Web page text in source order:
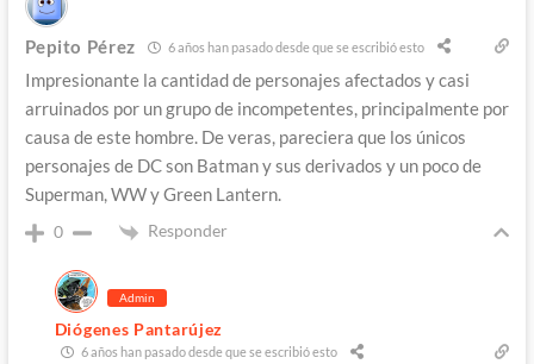
Pepito Pérez 6 años han pasado desde que se escribió esto
Impresionante la cantidad de personajes afectados y casi
arruinados por un grupo de incompetentes, principalmente por
causa de este hombre. De veras, pareciera que los únicos
personajes de DC son Batman y sus derivados y un poco de
Superman, WW y Green Lantern.
0 Responder
Admin
Diógenes Pantarújez
6 años han pasado desde que se escribió esto